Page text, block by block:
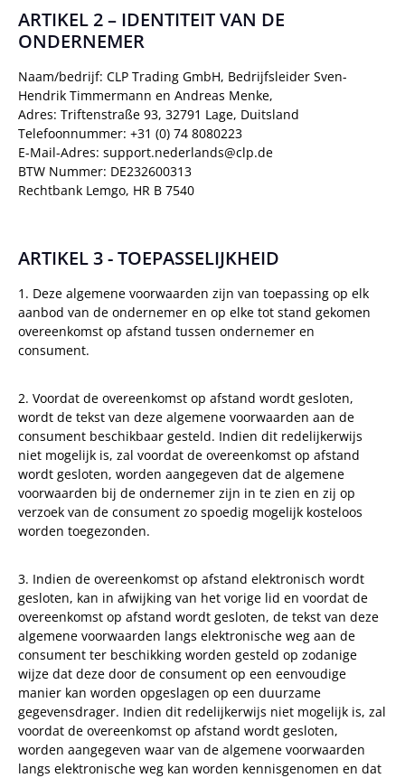
ARTIKEL 2 – IDENTITEIT VAN DE
ONDERNEMER
Naam/bedrijf: CLP Trading GmbH, Bedrijfsleider Sven-
Hendrik Timmermann en Andreas Menke,
Adres: Triftenstraße 93, 32791 Lage, Duitsland
Telefoonnummer: +31 (0) 74 8080223
E-Mail-Adres: support.nederlands@clp.de
BTW Nummer: DE232600313
Rechtbank Lemgo, HR B 7540
ARTIKEL 3 - TOEPASSELIJKHEID
1. Deze algemene voorwaarden zijn van toepassing op elk
aanbod van de ondernemer en op elke tot stand gekomen
overeenkomst op afstand tussen ondernemer en
consument.
2. Voordat de overeenkomst op afstand wordt gesloten,
wordt de tekst van deze algemene voorwaarden aan de
consument beschikbaar gesteld. Indien dit redelijkerwijs
niet mogelijk is, zal voordat de overeenkomst op afstand
wordt gesloten, worden aangegeven dat de algemene
voorwaarden bij de ondernemer zijn in te zien en zij op
verzoek van de consument zo spoedig mogelijk kosteloos
worden toegezonden.
3. Indien de overeenkomst op afstand elektronisch wordt
gesloten, kan in afwijking van het vorige lid en voordat de
overeenkomst op afstand wordt gesloten, de tekst van deze
algemene voorwaarden langs elektronische weg aan de
consument ter beschikking worden gesteld op zodanige
wijze dat deze door de consument op een eenvoudige
manier kan worden opgeslagen op een duurzame
gegevensdrager. Indien dit redelijkerwijs niet mogelijk is, zal
voordat de overeenkomst op afstand wordt gesloten,
worden aangegeven waar van de algemene voorwaarden
langs elektronische weg kan worden kennisgenomen en dat